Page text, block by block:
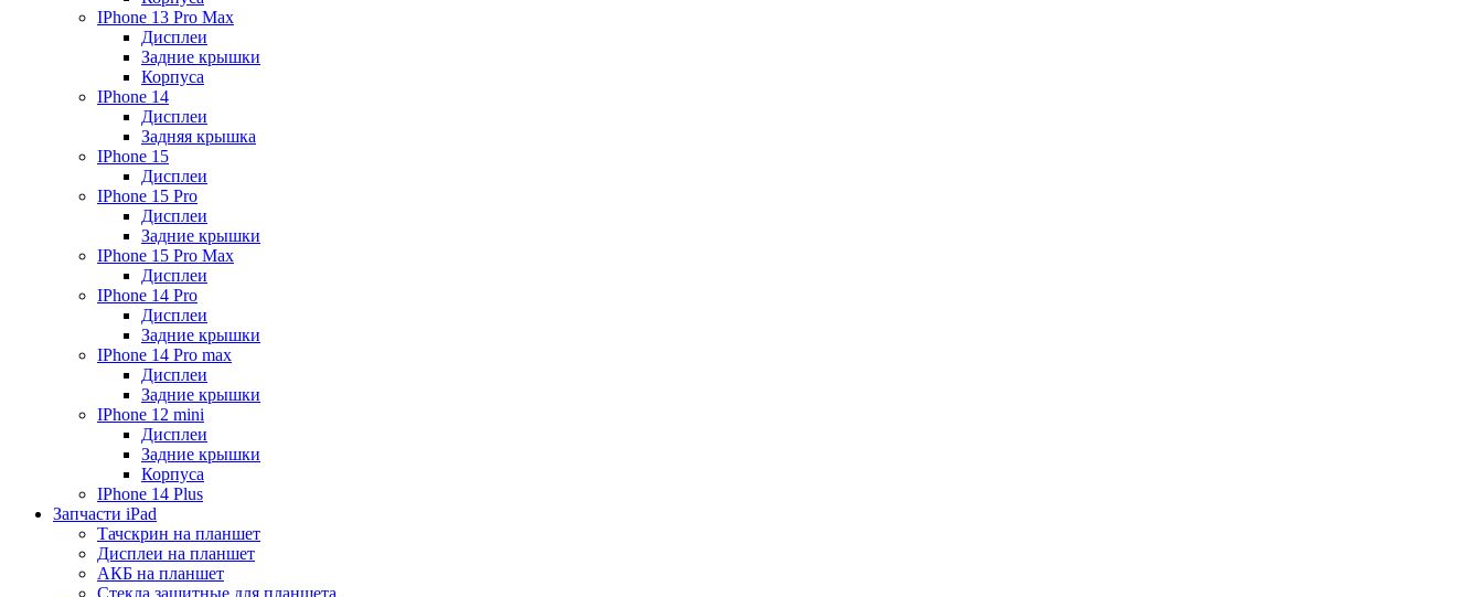
IPhone 13 Pro Max
Дисплеи
Задние крышки
Корпуса
IPhone 14
Дисплеи
Задняя крышка
IPhone 15
Дисплеи
IPhone 15 Pro
Дисплеи
Задние крышки
IPhone 15 Pro Max
Дисплеи
IPhone 14 Pro
Дисплеи
Задние крышки
IPhone 14 Pro max
Дисплеи
Задние крышки
IPhone 12 mini
Дисплеи
Задние крышки
Корпуса
IPhone 14 Plus
Запчасти iPad
Тачскрин на планшет
Дисплеи на планшет
АКБ на планшет
Стекла защитные для планшета